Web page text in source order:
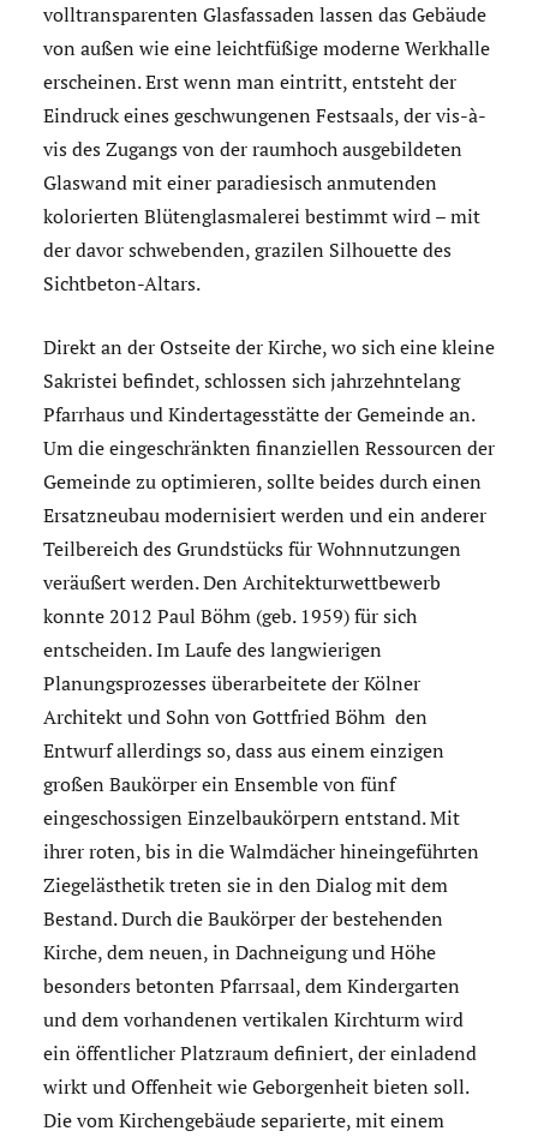
volltransparenten Glasfassaden lassen das Gebäude
von außen wie eine leichtfüßige moderne Werkhalle
erscheinen. Erst wenn man eintritt, entsteht der
Eindruck eines geschwungenen Festsaals, der vis-à-
vis des Zugangs von der raumhoch ausgebildeten
Glaswand mit einer paradiesisch anmutenden
kolorierten Blütenglasmalerei bestimmt wird – mit
der davor schwebenden, grazilen Silhouette des
Sichtbeton-Altars.
Direkt an der Ostseite der Kirche, wo sich eine kleine
Sakristei befindet, schlossen sich jahrzehntelang
Pfarrhaus und Kindertagesstätte der Gemeinde an.
Um die eingeschränkten finanziellen Ressourcen der
Gemeinde zu optimieren, sollte beides durch einen
Ersatzneubau modernisiert werden und ein anderer
Teilbereich des Grundstücks für Wohnnutzungen
veräußert werden. Den Architekturwettbewerb
konnte 2012 Paul Böhm (geb. 1959) für sich
entscheiden. Im Laufe des langwierigen
Planungsprozesses überarbeitete der Kölner
Architekt und Sohn von Gottfried Böhm den
Entwurf allerdings so, dass aus einem einzigen
großen Baukörper ein Ensemble von fünf
eingeschossigen Einzelbaukörpern entstand. Mit
ihrer roten, bis in die Walmdächer hineingeführten
Ziegelästhetik treten sie in den Dialog mit dem
Bestand. Durch die Baukörper der bestehenden
Kirche, dem neuen, in Dachneigung und Höhe
besonders betonten Pfarrsaal, dem Kindergarten
und dem vorhandenen vertikalen Kirchturm wird
ein öffentlicher Platzraum definiert, der einladend
wirkt und Offenheit wie Geborgenheit bieten soll.
Die vom Kirchengebäude separierte, mit einem